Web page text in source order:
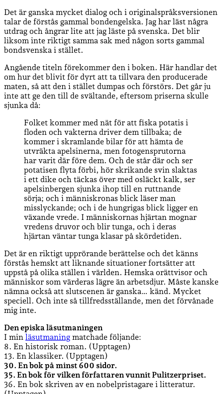
Det är ganska mycket dialog och i originalspråksversionen
talar de förstås gammal bondengelska. Jag har läst några
utdrag och ångrar lite att jag läste på svenska. Det blir
liksom inte riktigt samma sak med någon sorts gammal
bondsvenska i stället.
Angående titeln förekommer den i boken. Här handlar det
om hur det blivit för dyrt att ta tillvara den producerade
maten, så att den i stället dumpas och förstörs. Det går ju
inte att ge den till de svältande, eftersom priserna skulle
sjunka då:
Folket kommer med nät för att fiska potatis i
floden och vakterna driver dem tillbaka; de
kommer i skramlande bilar för att hämta de
utvräkta apelsinerna, men fotogensprutorna
har varit där före dem. Och de står där och ser
potatisen flyta förbi, hör skrikande svin slaktas
i ett dike och täckas över med osläckt kalk, ser
apelsinbergen sjunka ihop till en ruttnande
sörja; och i människronas blick läser man
misslyckande; och i de hungrigas blick ligger en
växande vrede. I människornas hjärtan mognar
vredens druvor och blir tunga, och i deras
hjärtan väntar tunga klasar på skördetiden.
Det är en riktigt upprörande berättelse och det känns
förstås hemskt att liknande situationer fortsätter att
uppstå på olika ställen i världen. Hemska orättvisor och
människor som värderas lägre än arbetsdjur. Måste kanske
nämna också att slutscenen är ganska… känd. Mycket
speciell. Och inte så tillfredsställande, men det förvånade
mig inte.
Den episka läsutmaningen
I min läsutmaning matchade följande:
8. En historisk roman. (Upptagen)
13. En klassiker. (Upptagen)
30. En bok på minst 600 sidor.
35. En bok för vilken författaren vunnit Pulitzerpriset.
36. En bok skriven av en nobelpristagare i litteratur.